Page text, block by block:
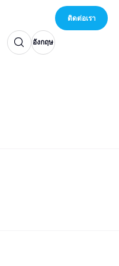
อังกฤษ
อังกฤษ
อังกฤษ
อังกฤษ
อังกฤษ
ติดต่อเรา
ติดต่อเรา